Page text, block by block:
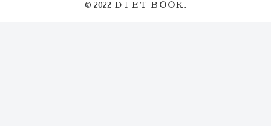
© 2022 ＤＩＥＴ ＢＯＯＫ.